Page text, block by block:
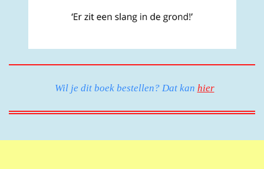
Wil je dit boek bestellen? Dat kan hier